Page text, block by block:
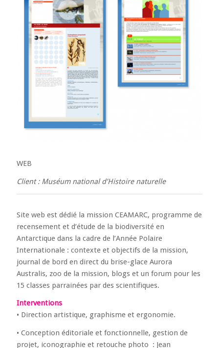
WEB
Client : Muséum national d’Histoire naturelle
Site web est dédié la mission CEAMARC, programme de
recensement et d’étude de la biodiversité en
Antarctique dans la cadre de l’Année Polaire
Internationale : contexte et objectifs de la mission,
journal de bord en direct du brise-glace Aurora
Australis, zoo de la mission, blogs et un forum pour les
15 classes parrainées par des scientifiques.
Interventions
• Direction artistique, graphisme et ergonomie.
• Conception éditoriale et fonctionnelle, gestion de
projet, iconographie et retouche photo : Jean